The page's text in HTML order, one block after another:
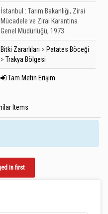
İstanbul : Tarım Bakanlığı, Zirai
Mücadele ve Zirai Karantina
Genel Müdürlüğü, 1973.
Bitki Zararlıları > Patates Böceği
> Trakya Bölgesi
Tam Metin Erişim
Items
in first